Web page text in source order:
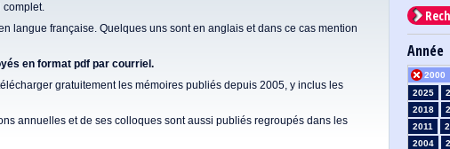
complet.
langue française. Quelques uns sont en anglais et dans ce cas mention
en format pdf par courriel.
gratuitement les mémoires publiés depuis 2005, y inclus les
annuelles et de ses colloques sont aussi publiés regroupés dans les
Année
2025
2018
2011
2004
2000